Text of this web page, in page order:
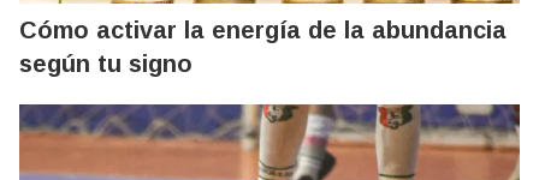
Cómo activar la energía de la abundancia
según tu signo